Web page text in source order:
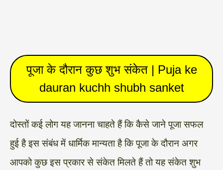
पूजा के दौरान कुछ शुभ संकेत | Puja ke
dauran kuchh shubh sanket
दोस्तों कई लोग यह जानना चाहते हैं कि कैसे जाने पूजा सफल
हुई है इस संबंध में धार्मिक मान्यता है कि पूजा के दौरान अगर
आपको कुछ इस प्रकार से संकेत मिलते हैं तो यह संकेत शुभ